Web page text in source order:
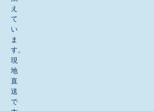
え
て
い
ま
す。
現
地
直
送
で